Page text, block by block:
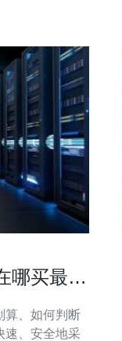
哪买最省
算、如何判断
速、安全地采